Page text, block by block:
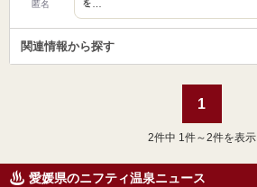
匿名
を…
関連情報から探す
1
2件中 1件～2件を表示
愛媛県のニフティ温泉ニュース